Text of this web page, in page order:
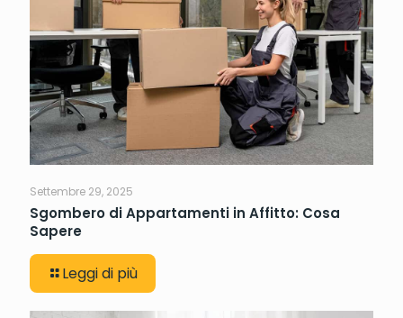
Settembre 29, 2025
Sgombero di Appartamenti in Affitto: Cosa
Sapere
Leggi di più